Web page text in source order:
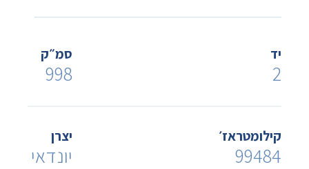
יד
2
סמ״ק
998
קילומטראז׳
99484
יצרן
יונדאי